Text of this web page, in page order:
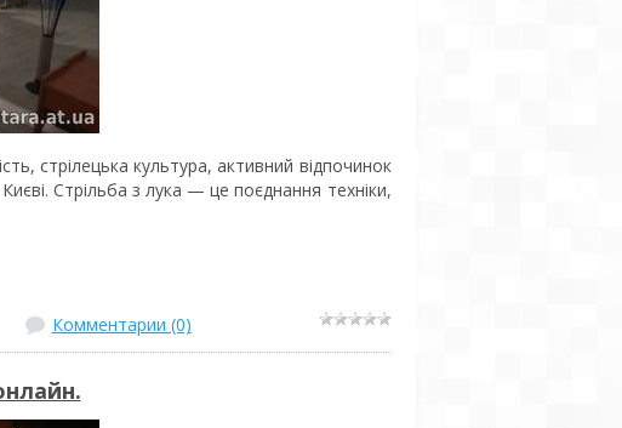
стрілецька культура, активний відпочинок
Стрільба з лука — це поєднання техніки,
Комментарии (0)